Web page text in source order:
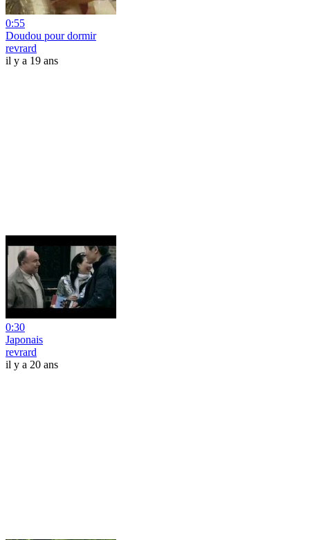
0:55
Doudou pour dormir
revrard
il y a 19 ans
0:30
Japonais
revrard
il y a 20 ans